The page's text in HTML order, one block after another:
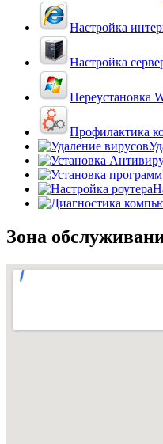
Настройка
Настройка
Переустановка
Профилактика
Зона